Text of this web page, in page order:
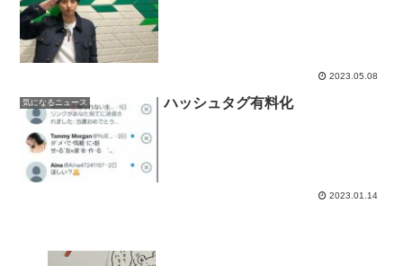
2023.05.08
気になるニュース ハッシュタグ有料化
2023.01.14